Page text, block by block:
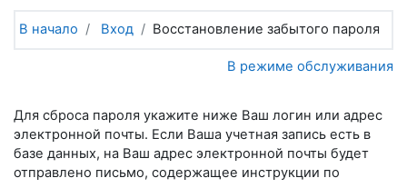
В начало Вход Восстановление забытого пароля
В режиме обслуживания
Для сброса пароля укажите ниже Ваш логин или адрес
электронной почты. Если Ваша учетная запись есть в
базе данных, на Ваш адрес электронной почты будет
отправлено письмо, содержащее инструкции по